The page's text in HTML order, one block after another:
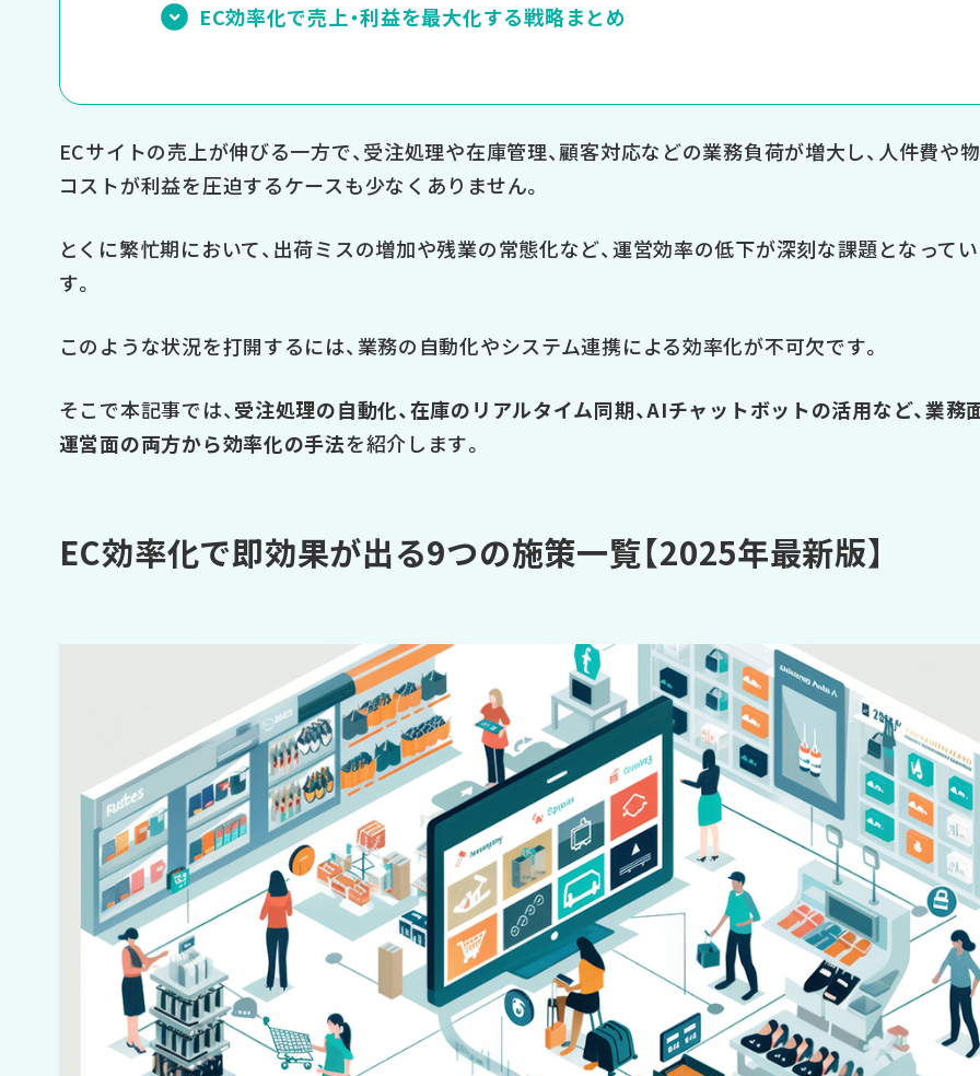
EC効率化で売上・利益を最大化する戦略まとめ
ECサイトの売上が伸びる一方で、受注処理や在庫管理、顧客対応などの業務負荷が増大し、人件費や
コストが利益を圧迫するケースも少なくありません。
とくに繁忙期において、出荷ミスの増加や残業の常態化など、運営効率の低下が深刻な課題となって
す。
このような状況を打開するには、業務の自動化やシステム連携による効率化が不可欠です。
そこで本記事では、受注処理の自動化、在庫のリアルタイム同期、AIチャットボットの活用など、業務
運営面の両方から効率化の手法を紹介します。
EC効率化で即効果が出る9つの施策一覧【2025年最新版】